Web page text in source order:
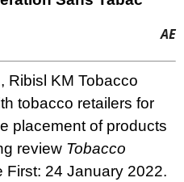
AE
Ribisl KM Tobacco
tobacco retailers for
placement of products
review Tobacco
First: 24 January 2022.